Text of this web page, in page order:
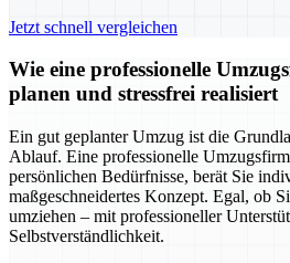
Jetzt schnell vergleichen
Wie eine professionelle
planen und stressfrei realisiert
Ein gut geplanter Umzug ist die
Ablauf. Eine professionelle
persönlichen Bedürfnisse, berät Sie
maßgeschneidertes Konzept. Egal, ob
umziehen – mit professioneller
Selbstverständlichkeit.